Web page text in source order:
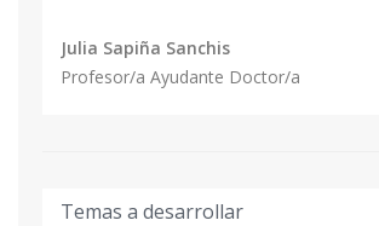
- Créditos cursados.
Julia Sapiña Sanchis
Profesor/a Ayudante Doctor/a
Temas a desarrollar